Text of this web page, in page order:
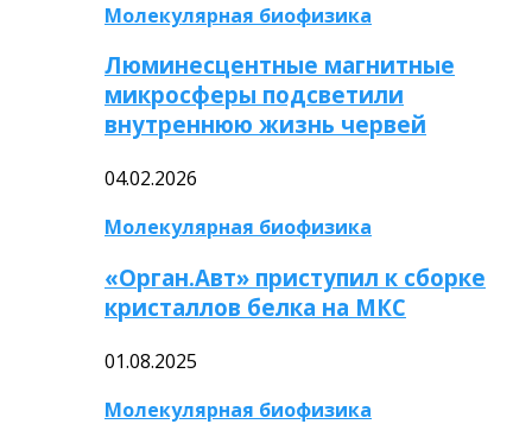
Молекулярная биофизика
Люминесцентные магнитные
микросферы подсветили
внутреннюю жизнь червей
04.02.2026
Молекулярная биофизика
«Орган.Авт» приступил к сборке
кристаллов белка на МКС
01.08.2025
Молекулярная биофизика